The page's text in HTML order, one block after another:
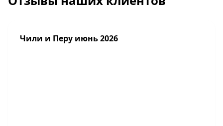
Чили и Перу июнь 2026